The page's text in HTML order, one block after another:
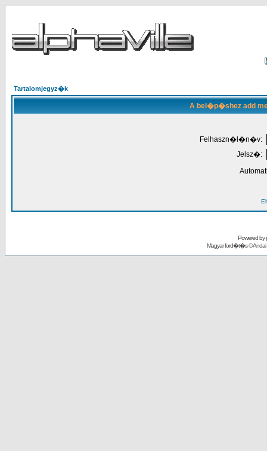
Tartalomjegyz�k
A bel�p�shez add
Felhaszn�l�n�v:
Jelsz�:
Powered by
Magyar ford�t�s ©Andai